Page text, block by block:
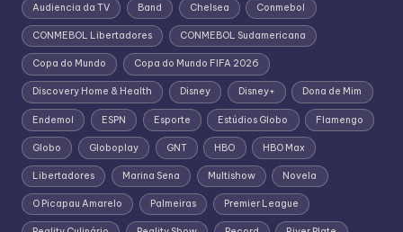
Audiencia da TV Band Chelsea Conmebol
CONMEBOL Libertadores CONMEBOL Sudamericana
Copa do Mundo Copa do Mundo FIFA 2026
Discovery Home & Health Disney Disney+ Dona de Mim
Endemol ESPN Esporte Estúdios Globo Flamengo
Globo Globoplay GNT HBO HBO Max
Libertadores Marina Sena Multishow Novela
O Picapau Amarelo Palmeiras Premier League